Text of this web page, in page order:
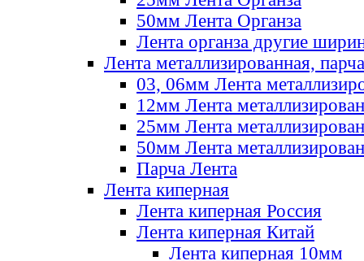
50мм Лента Органза
Лента органза другие
Лента металлизированная, парча
03, 06мм Лента
12мм Лента
25мм Лента
50мм Лента
Парча Лента
Лента киперная
Лента киперная Россия
Лента киперная Китай
Лента киперная 10мм